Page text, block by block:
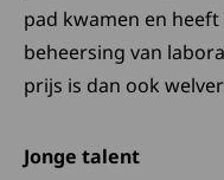
pad kwamen en heeft
beheersing van
prijs is dan ook
Jonge talent